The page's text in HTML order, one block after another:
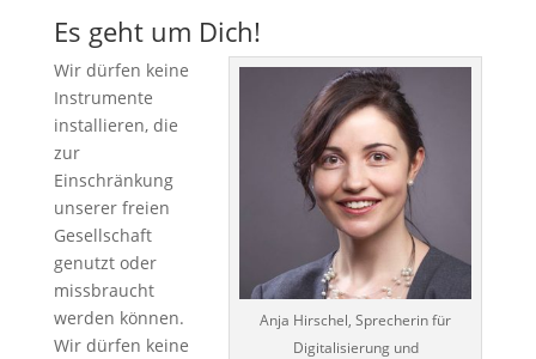
Es geht um Dich!
Anja Hirschel, Sprecherin für
Digitalisierung und
Wir dürfen keine
Instrumente
installieren, die
zur
Einschränkung
unserer freien
Gesellschaft
genutzt oder
missbraucht
werden können.
Wir dürfen keine